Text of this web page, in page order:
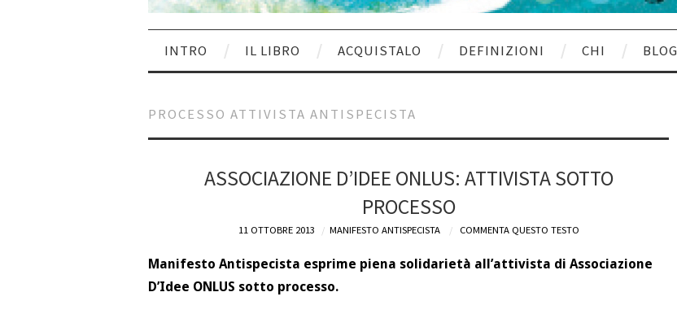
INTRO IL LIBRO ACQUISTALO DEFINIZIONI CHI BLOG
PROCESSO ATTIVISTA ANTISPECISTA
ASSOCIAZIONE D’IDEE ONLUS: ATTIVISTA SOTTO
PROCESSO
11 OTTOBRE 2013 MANIFESTO ANTISPECISTA COMMENTA QUESTO TESTO
Manifesto Antispecista esprime piena solidarietà all’attivista di Associazione
D’Idee ONLUS sotto processo.